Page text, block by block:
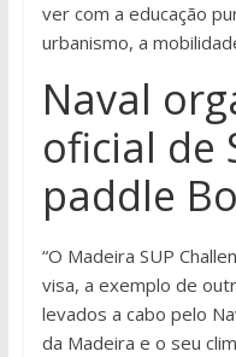
ver com a educação
urbanismo, a
Naval
oficial de
paddle
“O Madeira SUP
visa, a exemplo de
levados a cabo pelo
da Madeira e o seu